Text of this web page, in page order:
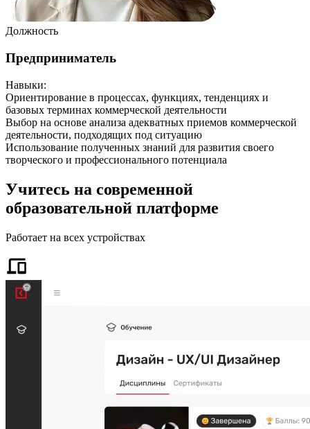
Должность
Предприниматель
Навыки:
Ориентирование в процессах, функциях, тенденциях и
базовых терминах коммерческой деятельности
Выбор на основе анализа адекватных приемов коммерческой
деятельности, подходящих под ситуацию
Использование полученных знаний для развития своего
творческого и профессионального потенциала
Учитесь на современной
образовательной платформе
Работает на всех устройствах